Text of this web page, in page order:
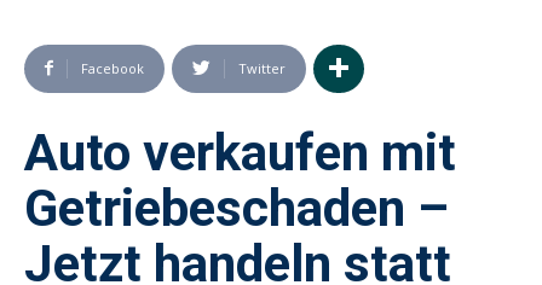
Facebook Twitter
Auto verkaufen mit
Getriebeschaden –
Jetzt handeln statt